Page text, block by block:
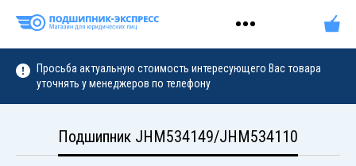
Просьба актуальную стоимость интересующего Вас товара
уточнять у менеджеров по телефону
Подшипник JHM534149/JHM534110